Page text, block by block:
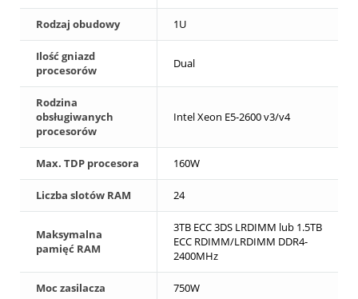
Rodzaj obudowy 1U
Ilość gniazd
procesorów
Dual
Rodzina
obsługiwanych
procesorów
Intel Xeon E5-2600 v3/v4
Max. TDP procesora 160W
Liczba slotów RAM 24
Maksymalna
pamięć RAM
3TB ECC 3DS LRDIMM lub 1.5TB
ECC RDIMM/LRDIMM DDR4-
2400MHz
Moc zasilacza 750W